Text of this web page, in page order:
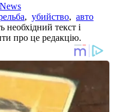
, убийство, авто
текст і
про це редакцію.